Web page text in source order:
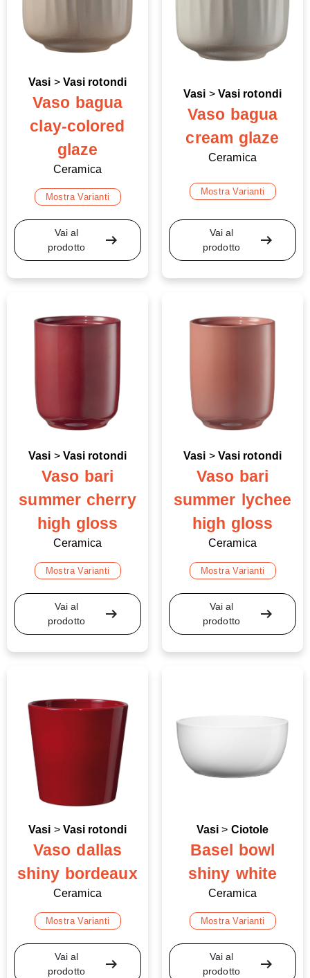
Vasi > Vasi rotondi
Vaso bagua
clay-colored
glaze
Ceramica
Mostra Varianti
Vai al
prodotto
arrow_right_alt
Vasi > Vasi rotondi
Vaso bagua
cream glaze
Ceramica
Mostra Varianti
Vai al
prodotto
arrow_right_alt
Vasi > Vasi rotondi
Vaso bari
summer cherry
high gloss
Ceramica
Mostra Varianti
Vai al
prodotto
arrow_right_alt
Vasi > Vasi rotondi
Vaso bari
summer lychee
high gloss
Ceramica
Mostra Varianti
Vai al
prodotto
arrow_right_alt
Vasi > Vasi rotondi
Vaso dallas
shiny bordeaux
Ceramica
Mostra Varianti
Vai al
prodotto
arrow_right_alt
Vasi > Ciotole
Basel bowl
shiny white
Ceramica
Mostra Varianti
Vai al
prodotto
arrow_right_alt